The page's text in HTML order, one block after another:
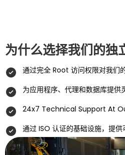
为什么选择我们的独
通过完全 Root 访问权限对我们
为应用程序、代理和数据库提供
24x7 Technical Support At
通过 ISO 认证的基础设施，提